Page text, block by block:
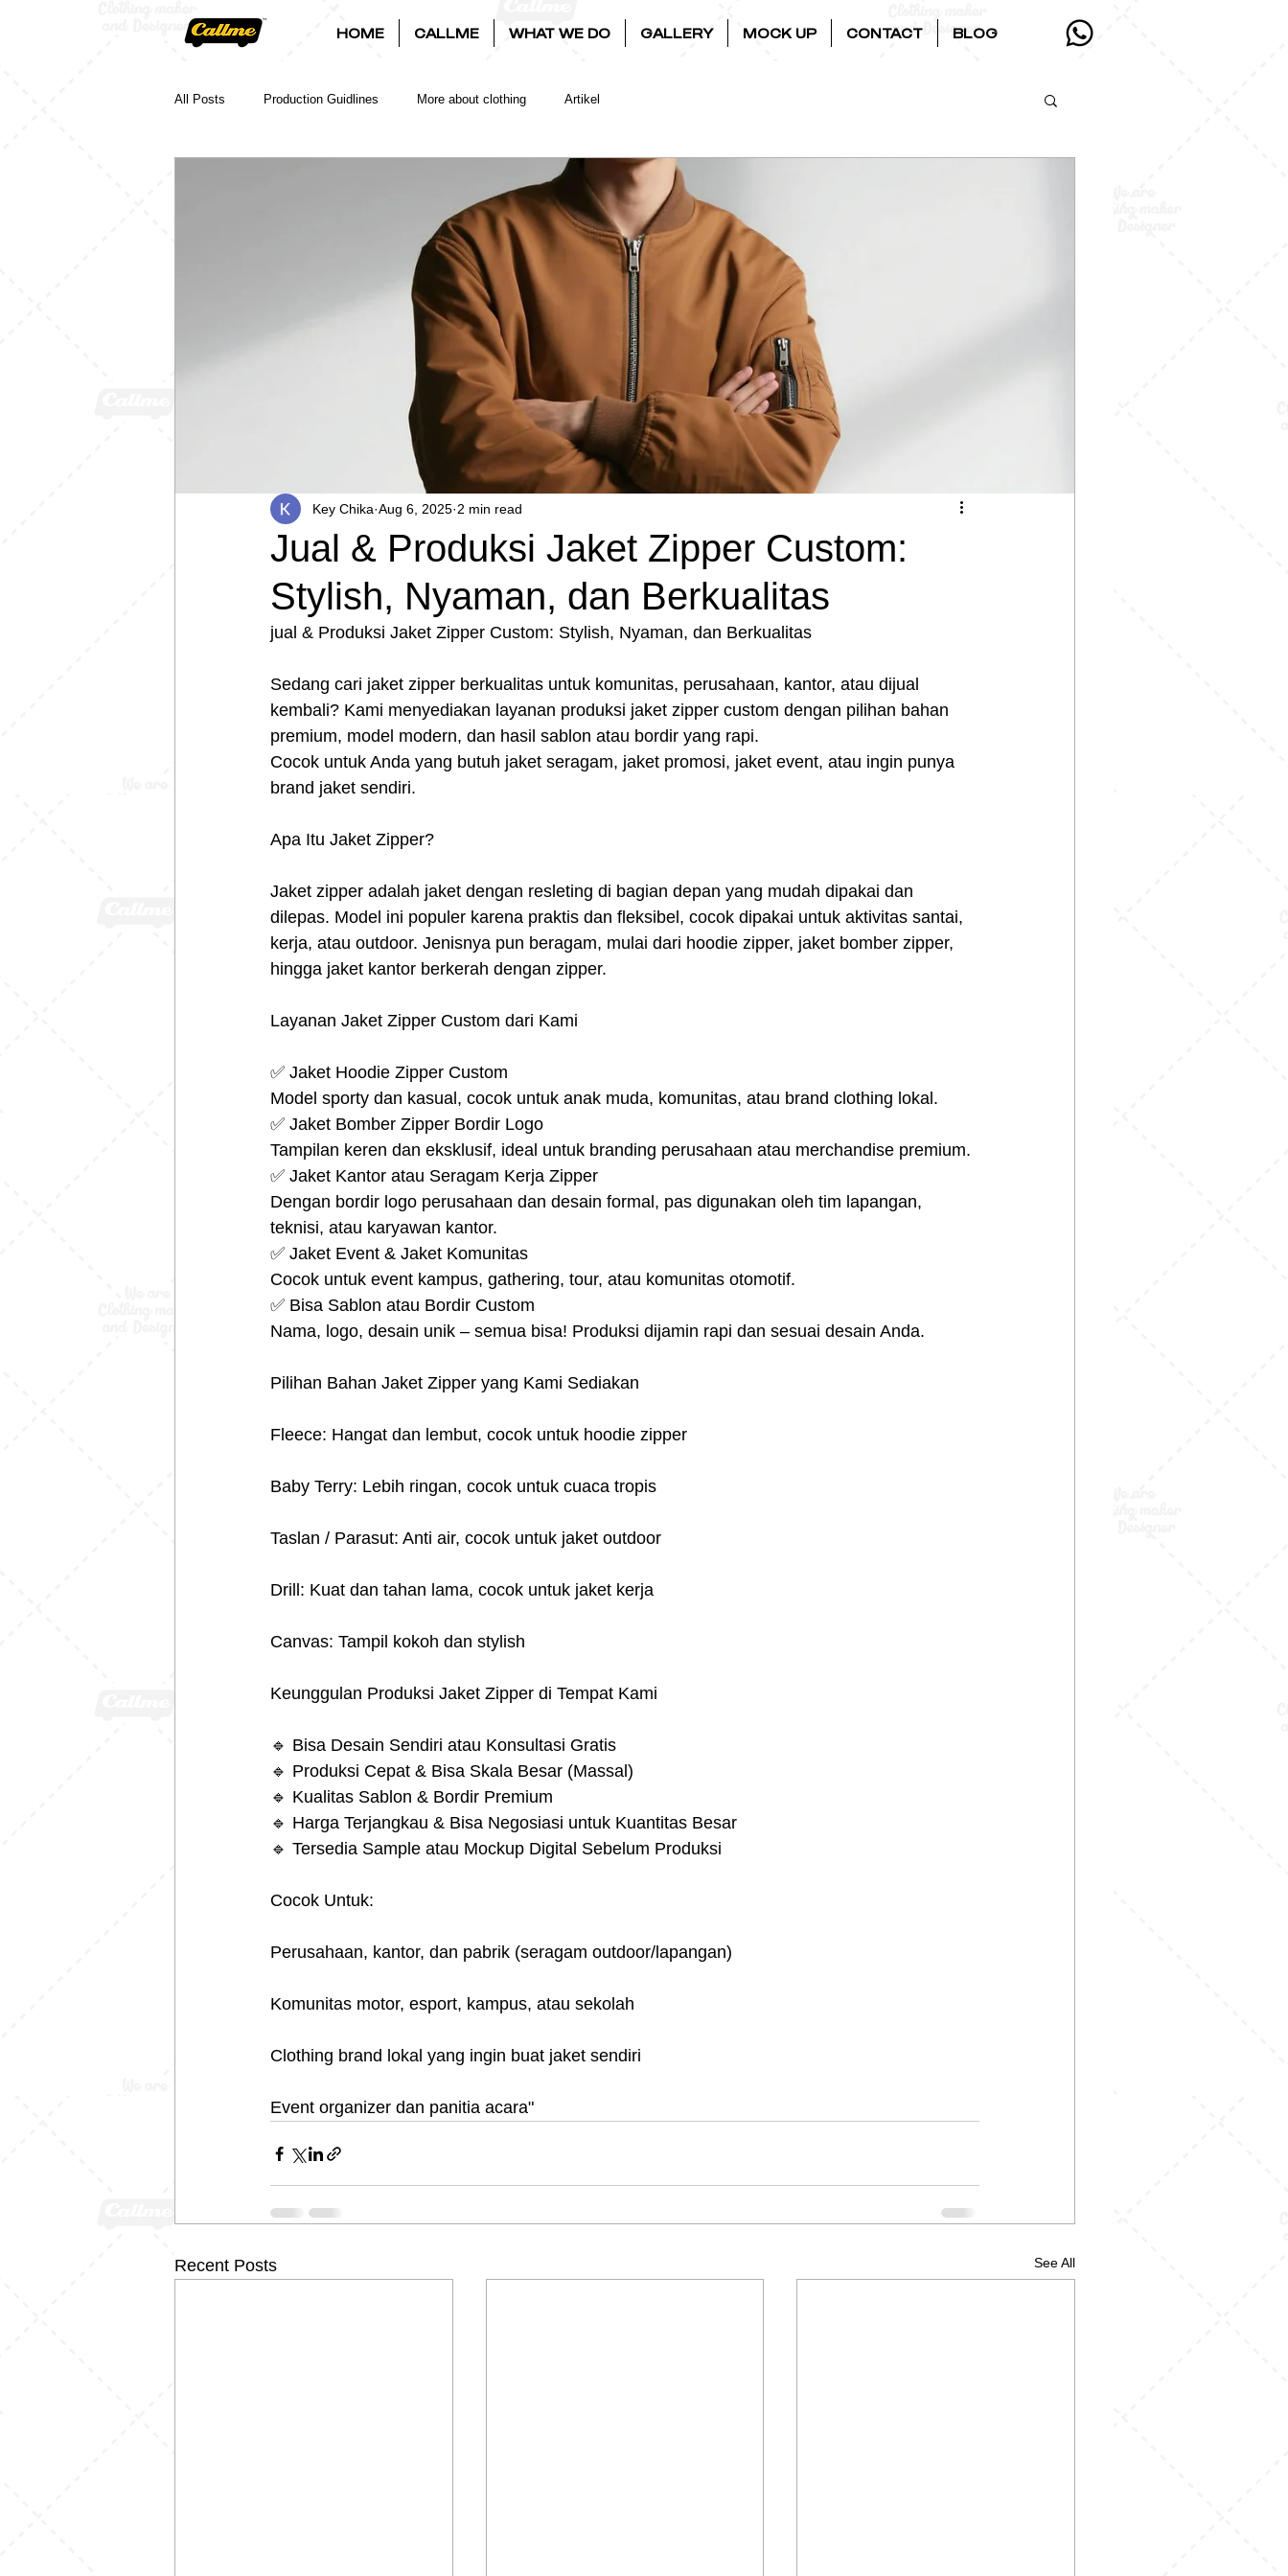
HOME CALLME WHAT WE DO GALLERY MOCK UP CONTACT BLOG
All Posts Production Guidlines More about clothing Artikel
Jual & Produksi Jaket Zipper Custom:
Stylish, Nyaman, dan Berkualitas
Key Chika Aug 6, 2025 2 min read
jual & Produksi Jaket Zipper Custom: Stylish, Nyaman, dan Berkualitas
Sedang cari jaket zipper berkualitas untuk komunitas, perusahaan, kantor, atau dijual
kembali? Kami menyediakan layanan produksi jaket zipper custom dengan pilihan bahan
premium, model modern, dan hasil sablon atau bordir yang rapi.
Cocok untuk Anda yang butuh jaket seragam, jaket promosi, jaket event, atau ingin punya
brand jaket sendiri.
Apa Itu Jaket Zipper?
Jaket zipper adalah jaket dengan resleting di bagian depan yang mudah dipakai dan
dilepas. Model ini populer karena praktis dan fleksibel, cocok dipakai untuk aktivitas santai,
kerja, atau outdoor. Jenisnya pun beragam, mulai dari hoodie zipper, jaket bomber zipper,
hingga jaket kantor berkerah dengan zipper.
Layanan Jaket Zipper Custom dari Kami
✅ Jaket Hoodie Zipper Custom
Model sporty dan kasual, cocok untuk anak muda, komunitas, atau brand clothing lokal.
✅ Jaket Bomber Zipper Bordir Logo
Tampilan keren dan eksklusif, ideal untuk branding perusahaan atau merchandise premium.
✅ Jaket Kantor atau Seragam Kerja Zipper
Dengan bordir logo perusahaan dan desain formal, pas digunakan oleh tim lapangan,
teknisi, atau karyawan kantor.
✅ Jaket Event & Jaket Komunitas
Cocok untuk event kampus, gathering, tour, atau komunitas otomotif.
✅ Bisa Sablon atau Bordir Custom
Nama, logo, desain unik – semua bisa! Produksi dijamin rapi dan sesuai desain Anda.
Pilihan Bahan Jaket Zipper yang Kami Sediakan
Fleece: Hangat dan lembut, cocok untuk hoodie zipper
Baby Terry: Lebih ringan, cocok untuk cuaca tropis
Taslan / Parasut: Anti air, cocok untuk jaket outdoor
Drill: Kuat dan tahan lama, cocok untuk jaket kerja
Canvas: Tampil kokoh dan stylish
Keunggulan Produksi Jaket Zipper di Tempat Kami
🔹 Bisa Desain Sendiri atau Konsultasi Gratis
🔹 Produksi Cepat & Bisa Skala Besar (Massal)
🔹 Kualitas Sablon & Bordir Premium
🔹 Harga Terjangkau & Bisa Negosiasi untuk Kuantitas Besar
🔹 Tersedia Sample atau Mockup Digital Sebelum Produksi
Cocok Untuk:
Perusahaan, kantor, dan pabrik (seragam outdoor/lapangan)
Komunitas motor, esport, kampus, atau sekolah
Clothing brand lokal yang ingin buat jaket sendiri
Event organizer dan panitia acara"
Recent Posts See All